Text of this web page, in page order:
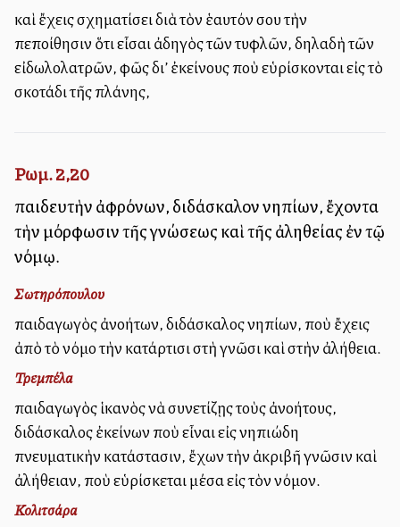
καὶ ἔχεις σχηματίσει διὰ τὸν ἑαυτόν σου τὴν
πεποίθησιν ὅτι εἶσαι ἀδηγὸς τῶν τυφλῶν, δηλαδὴ τῶν
εἰδωλολατρῶν, φῶς δι’ ἐκείνους ποὺ εὑρίσκονται εἰς τὸ
σκοτάδι τῆς πλάνης,
Ρωμ. 2,20
παιδευτὴν ἀφρόνων, διδάσκαλον νηπίων, ἔχοντα
τὴν μόρφωσιν τῆς γνώσεως καὶ τῆς ἀληθείας ἐν τῷ
νόμῳ.
Σωτηρόπουλου
παιδαγωγὸς ἀνοήτων, διδάσκαλος νηπίων, ποὺ ἔχεις
ἀπὸ τὸ νόμο τὴν κατάρτισι στὴ γνῶσι καὶ στὴν ἀλήθεια.
Τρεμπέλα
παιδαγωγὸς ἱκανὸς νὰ συνετίζῃς τοὺς ἀνοήτους,
διδάσκαλος ἐκείνων ποὺ εἶναι εἰς νηπιώδη
πνευματικὴν κατάστασιν, ἔχων τὴν ἀκριβῆ γνῶσιν καὶ
ἀλήθειαν, ποὺ εὑρίσκεται μέσα εἰς τὸν νόμον.
Κολιτσάρα